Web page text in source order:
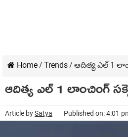
Home/ Trends/ ఆదిత్య ఎల్ 1
ఆదిత్య ఎల్ 1 లాంచింగ్
Article bySatya Published on: 4:01